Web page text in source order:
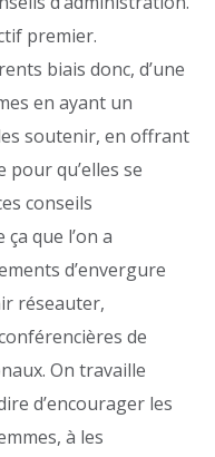
premier.
biais donc, d’une
en ayant un
soutenir, en offrant
qu’elles se
conseils
ça que l’on a
d’envergure
réseauter,
de
On travaille
d’encourager les
à les